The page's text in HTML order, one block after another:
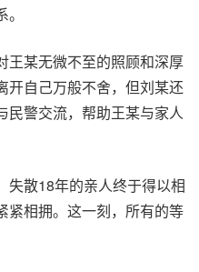
王某无微不至的照顾和深厚
开自己万般不舍，但刘某还
民警交流，帮助王某与家人
失散18年的亲人终于得以相
紧相拥。这一刻，所有的等